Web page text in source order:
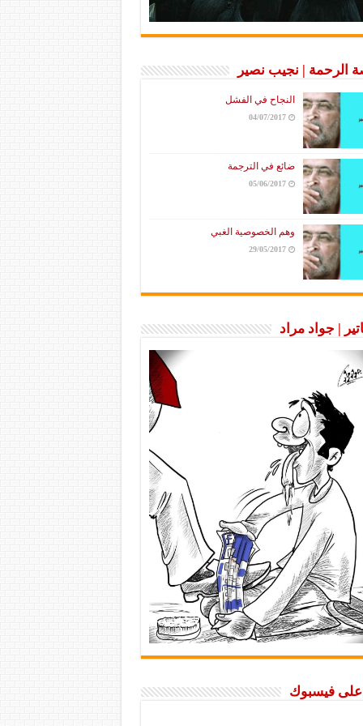
الرحمة | نجيب نصير
النجاح في الفشل
04/07/2017
ضائع في الترجمة
05/06/2017
وهم الخصوصية الغبي
29/05/2017
| جواد مراد
على فيسبوك